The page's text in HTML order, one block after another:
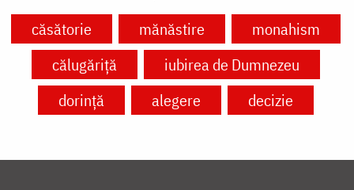
căsătorie mănăstire
monahism
călugăriță
iubirea de Dumnezeu
dorință
alegere decizie